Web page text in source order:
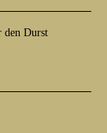
den Durst